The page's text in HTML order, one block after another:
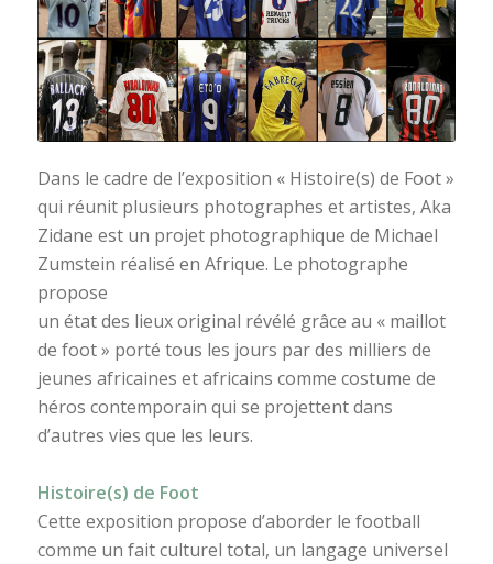
Dans le cadre de l’exposition « Histoire(s) de Foot »
qui réunit plusieurs photographes et artistes, Aka
Zidane est un projet photographique de Michael
Zumstein réalisé en Afrique. Le photographe
propose
un état des lieux original révélé grâce au « maillot
de foot » porté tous les jours par des milliers de
jeunes africaines et africains comme costume de
héros contemporain qui se projettent dans
d’autres vies que les leurs.
Histoire(s) de Foot
Cette exposition propose d’aborder le football
comme un fait culturel total, un langage universel